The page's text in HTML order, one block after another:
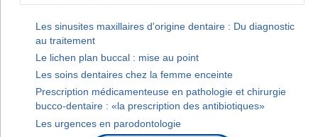
Les sinusites maxillaires d'origine dentaire : Du diagnostic
au traitement
Le lichen plan buccal : mise au point
Les soins dentaires chez la femme enceinte
Prescription médicamenteuse en pathologie et chirurgie
bucco-dentaire : «la prescription des antibiotiques»
Les urgences en parodontologie